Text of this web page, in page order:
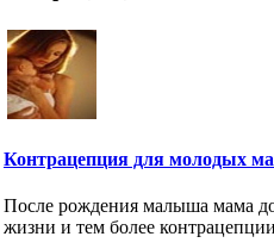
Контрацепция для молодых
После рождения малыша мама
жизни и тем более